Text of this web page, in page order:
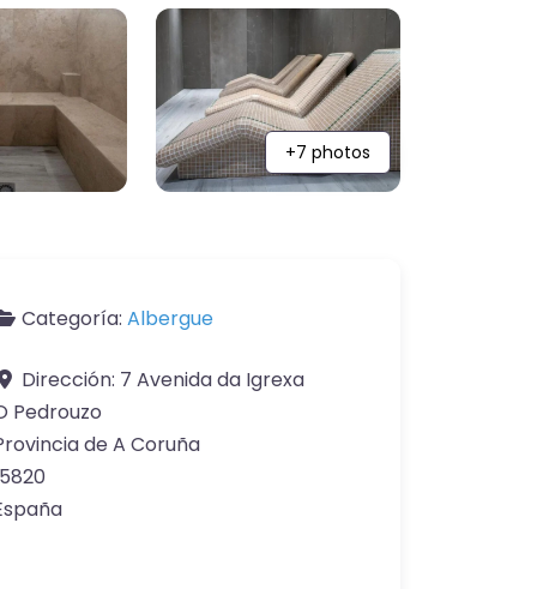
+7 photos
Categoría: Albergue
Dirección: 7 Avenida da Igrexa
Pedrouzo
de A Coruña